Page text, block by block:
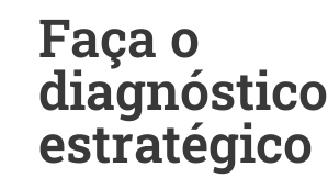
Faça o
diagnóstico
estratégico